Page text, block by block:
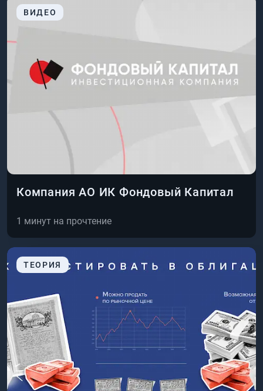
ВИДЕО
Компания АО ИК Фондовый Капитал
1 минут на прочтение
ТЕОРИЯ